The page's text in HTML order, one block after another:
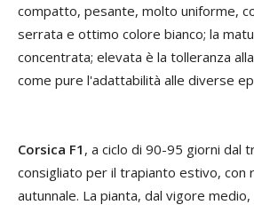
compatto, pesante, molto uniforme,
serrata e ottimo colore bianco; la
concentrata; elevata è la tolleranza
come pure l'adattabilità alle diverse
Corsica F1 , a ciclo di 90-95 giorni dal
consigliato per il trapianto estivo, con
autunnale. La pianta, dal vigore